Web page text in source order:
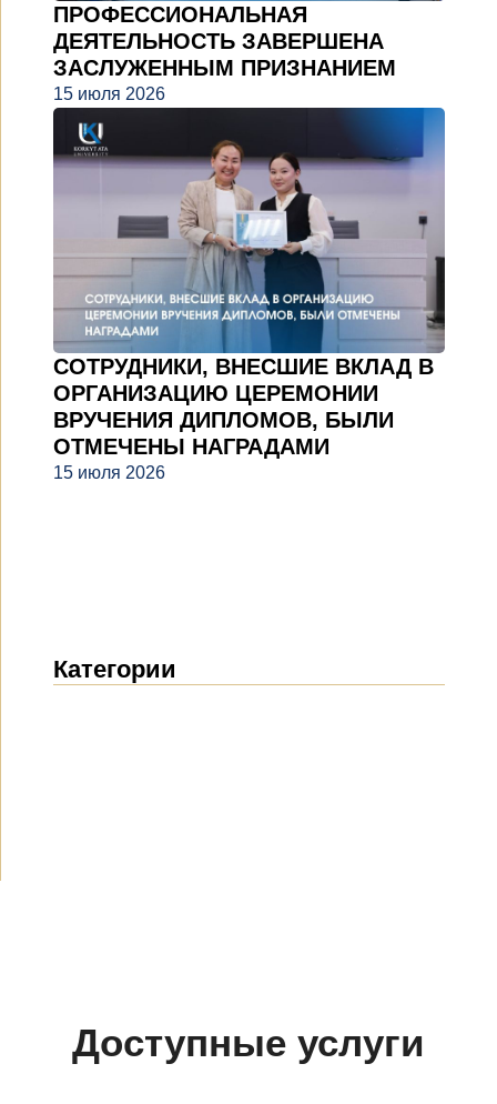
ПРОФЕССИОНАЛЬНАЯ
ДЕЯТЕЛЬНОСТЬ ЗАВЕРШЕНА
ЗАСЛУЖЕННЫМ ПРИЗНАНИЕМ
15 июля 2026
СОТРУДНИКИ, ВНЕСШИЕ ВКЛАД В
ОРГАНИЗАЦИЮ ЦЕРЕМОНИИ
ВРУЧЕНИЯ ДИПЛОМОВ, БЫЛИ
ОТМЕЧЕНЫ НАГРАДАМИ
15 июля 2026
Категории
Доступные услуги